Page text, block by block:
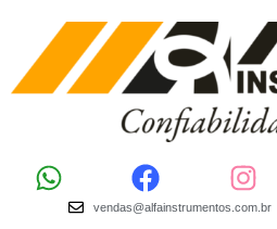
vendas@alfainstrumentos.com.br